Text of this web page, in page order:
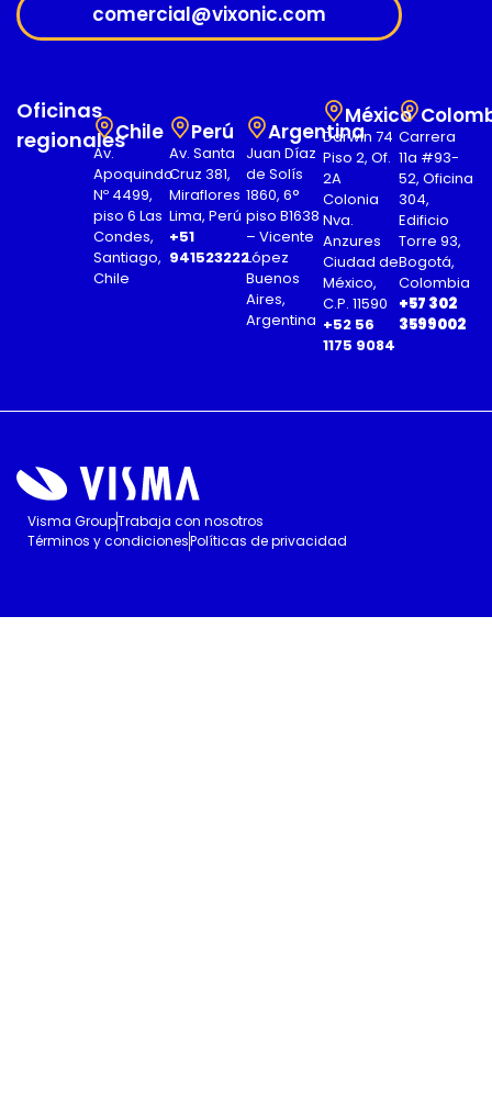
comercial@vixonic.com
Oficinas
regionalesChile
Av.
Apoquindo
Nº 4499,
piso 6 Las
Condes,
Santiago,
Chile
Perú
Av. Santa
Cruz 381,
Miraflores
Lima, Perú
+51
941523222
Argentina
Juan Díaz
de Solís
1860, 6°
piso B1638
– Vicente
López
Buenos
Aires,
Argentina
México
Darwin 74
Piso 2, Of.
2A
Colonia
Nva.
Anzures
Ciudad de
México,
C.P. 11590
+52 56
1175 9084
Carrera
11a #93-
52, Oficina
304,
Edificio
Torre 93,
Bogotá,
Colombia
+57 302
3599002
Visma GroupTrabaja con nosotros
Términos y condicionesPolíticas de privacidad